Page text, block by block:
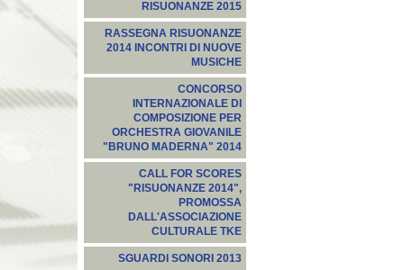
RISUONANZE 2015
RASSEGNA RISUONANZE
2014 INCONTRI DI NUOVE
MUSICHE
CONCORSO
INTERNAZIONALE DI
COMPOSIZIONE PER
ORCHESTRA GIOVANILE
"BRUNO MADERNA" 2014
CALL FOR SCORES
"RISUONANZE 2014",
PROMOSSA
DALL'ASSOCIAZIONE
CULTURALE TKE
SGUARDI SONORI 2013